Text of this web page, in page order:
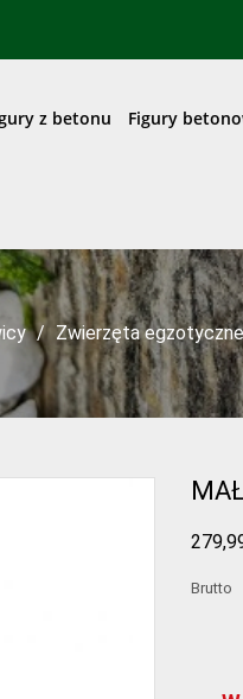
z betonu Figury
Zwierzęta egzotyczne
Brutto